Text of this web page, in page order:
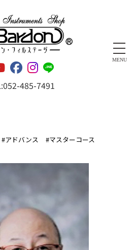
MENU
052-485-7491
#アドバンス #マスターコース